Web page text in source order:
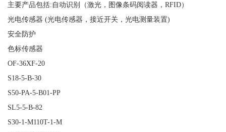
主要产品包括:自动识别（激光，图像条码阅读器，RFID）
光电传感器 (光电传感器，接近开关，光电测量装置)
安全防护
色标传感器
OF-36XF-20
S18-5-B-30
S50-PA-5-B01-PP
SL5-5-B-82
S30-1-M110T-1-M